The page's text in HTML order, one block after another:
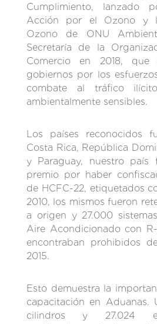
Cumplimiento, lanzado
Acción por el Ozono y
Ozono de ONU
Secretaría de la
Comercio en 2018,
gobiernos por los
combate al tráfico
ambientalmente sensibles.
Los países reconocidos
Costa Rica, República
y Paraguay, nuestro país
premio por haber
de HCFC-22, etiquetados
2010, los mismos fueron
a origen y 27.000
Aire Acondicionado con
encontraban prohibidos
2015.
Esto demuestra la
capacitación en Aduanas.
cilindros y 27.024